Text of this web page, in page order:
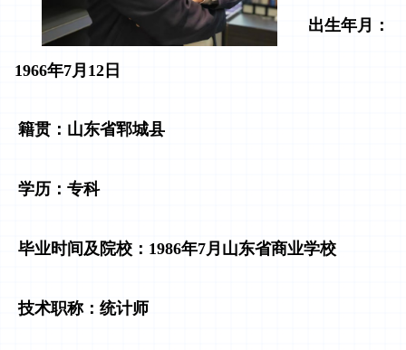
出生年月 ：
1966年7月12日
籍贯 ： 山东省郓城县
学历 ： 专科
毕业时间及院校 ： 1986年7月山东省商业学校
技术职称： 统计师